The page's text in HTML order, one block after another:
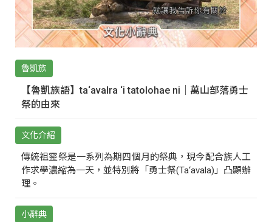
魯凱族
【魯凱族語】ta‘avalra ‘i tatolohae ni｜萬山部落勇士
祭的由來
文化介紹
傳統祖靈祭是一系列為期四個月的祭典，現今配合族人工
作求學濃縮為一天，並特別將「勇士祭(Ta‘avala)」凸顯辦
理。
小辭典